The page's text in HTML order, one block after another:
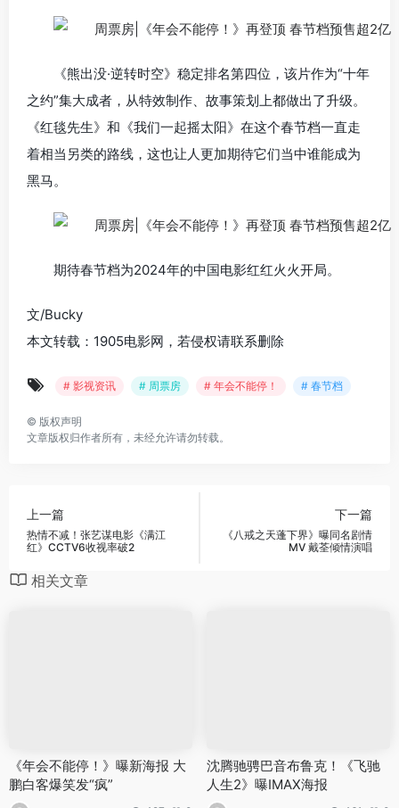
《熊出没·逆转时空》稳定排名第四位，该片作为“十年
之约”集大成者，从特效制作、故事策划上都做出了升级。
《红毯先生》和《我们一起摇太阳》在这个春节档一直走
着相当另类的路线，这也让人更加期待它们当中谁能成为
黑马。
期待春节档为2024年的中国电影红红火火开局。
文/Bucky
本文转载：1905电影网，若侵权请联系删除
# 影视资讯 # 周票房 # 年会不能停！ # 春节档
© 版权声明
文章版权归作者所有，未经允许请勿转载。
上一篇
热情不减！张艺谋电影《满江
红》CCTV6收视率破2
下一篇
《八戒之天蓬下界》曝同名剧情
MV 戴荃倾情演唱
相关文章
《年会不能停！》曝新海报 大
鹏白客爆笑发“疯”
沈腾驰骋巴音布鲁克！《飞驰
人生2》曝IMAX海报